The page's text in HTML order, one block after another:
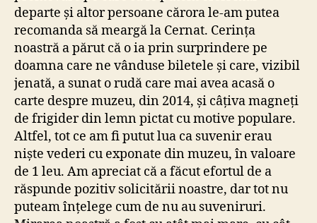
departe și altor persoane cărora le-am putea
recomanda să meargă la Cernat. Cerința
noastră a părut că o ia prin surprindere pe
doamna care ne vânduse biletele și care, vizibil
jenată, a sunat o rudă care mai avea acasă o
carte despre muzeu, din 2014, și câțiva magneți
de frigider din lemn pictat cu motive populare.
Altfel, tot ce am fi putut lua ca suvenir erau
niște vederi cu exponate din muzeu, în valoare
de 1 leu. Am apreciat că a făcut efortul de a
răspunde pozitiv solicitării noastre, dar tot nu
puteam înțelege cum de nu au suveniruri.